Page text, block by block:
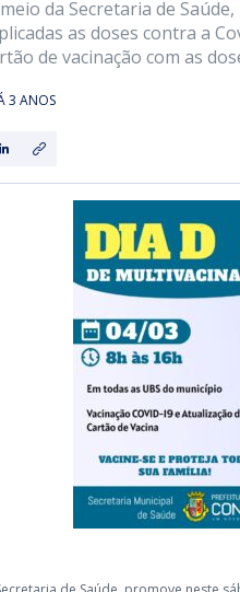
da Secretaria de
as doses contra a
de vacinação com as
3 ANOS